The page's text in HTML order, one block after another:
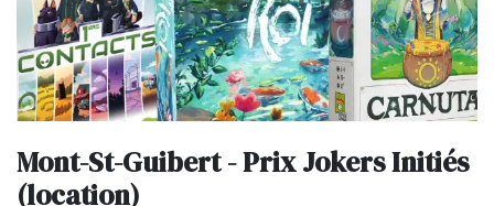
Mont-St-Guibert - Prix Jokers Initiés
(location)